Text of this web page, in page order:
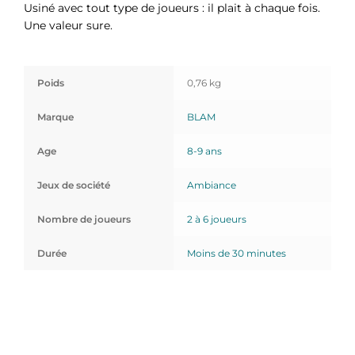
Usiné avec tout type de joueurs : il plait à chaque fois.
Une valeur sure.
Poids 0,76 kg
Marque BLAM
Age 8-9 ans
Jeux de société Ambiance
Nombre de joueurs 2 à 6 joueurs
Durée Moins de 30 minutes